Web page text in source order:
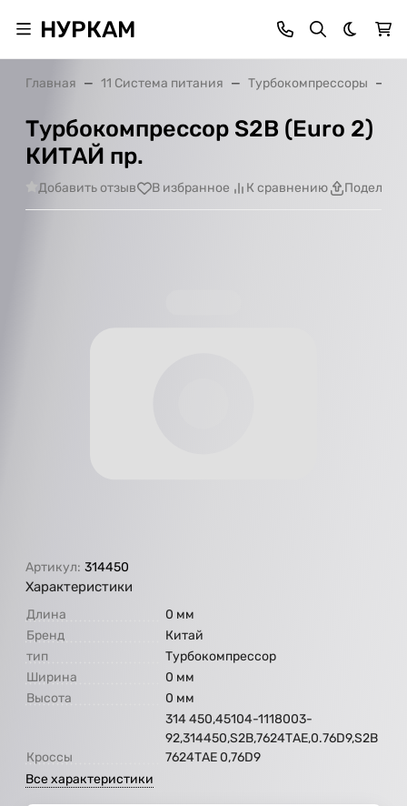
НУРКАМ Темная
Главная 11 Система питания Турбокомпрессоры
Турбокомпрессор S2B (Euro 2)
КИТАЙ пр.
Добавить отзыв В избранное К сравнению
Артикул: 314450
Характеристики
Длина
0 мм
Бренд
Китай
тип
Турбокомпрессор
Ширина
0 мм
Высота
0 мм
Кроссы
314 450,45104-1118003-
92,314450,S2В,7624ТАЕ,0.76D9,S2В
7624ТАЕ 0,76D9
Все характеристики